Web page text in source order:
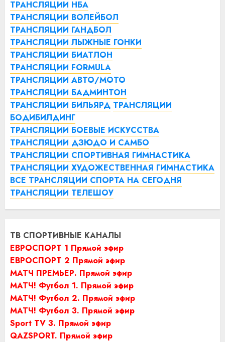
ТРАНСЛЯЦИИ НБА
ТРАНСЛЯЦИИ ВОЛЕЙБОЛ
ТРАНСЛЯЦИИ ГАНДБОЛ
ТРАНСЛЯЦИИ ЛЫЖНЫЕ ГОНКИ
ТРАНСЛЯЦИИ БИАТЛОН
ТРАНСЛЯЦИИ FORMULA
ТРАНСЛЯЦИИ АВТО/МОТО
ТРАНСЛЯЦИИ БАДМИНТОН
ТРАНСЛЯЦИИ БИЛЬЯРД ТРАНСЛЯЦИИ
БОДИБИЛДИНГ
ТРАНСЛЯЦИИ БОЕВЫЕ ИСКУССТВА
ТРАНСЛЯЦИИ ДЗЮДО И САМБО
ТРАНСЛЯЦИИ СПОРТИВНАЯ ГИМНАСТИКА
ТРАНСЛЯЦИИ ХУДОЖЕСТВЕННАЯ ГИМНАСТИКА
ВСЕ ТРАНСЛЯЦИИ СПОРТА НА СЕГОДНЯ
ТРАНСЛЯЦИИ ТЕЛЕШОУ
ТВ СПОРТИВНЫЕ КАНАЛЫ
ЕВРОСПОРТ 1 Прямой эфир
ЕВРОСПОРТ 2 Прямой эфир
МАТЧ ПРЕМЬЕР. Прямой эфир
МАТЧ! Футбол 1. Прямой эфир
МАТЧ! Футбол 2. Прямой эфир
МАТЧ! Футбол 3. Прямой эфир
Sport TV 3. Прямой эфир
QAZSPORT. Прямой эфир